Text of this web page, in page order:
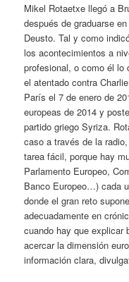
Mikel Rotaetxe llegó a
después de graduarse
Deusto. Tal y como
los acontecimientos a
profesional, o como él lo
el atentado contra
París el 7 de enero de
europeas de 2014 y
partido griego Syriza.
caso a través de la
tarea fácil, porque hay
Parlamento Europeo,
Banco Europeo…) cada
donde el gran reto
adecuadamente en
cuando hay que explicar
acercar la dimensión
información clara,